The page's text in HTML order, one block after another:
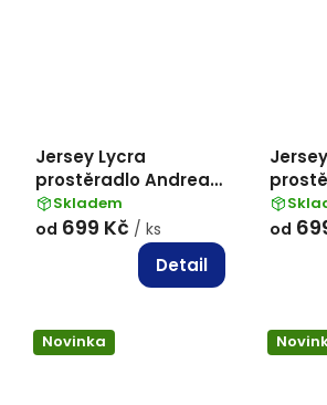
Jersey Lycra
prostěradlo Andrea
Simone boxspring -
Northerm Droplet
Skladem
od 699 Kč / ks
Detail
od
Novinka